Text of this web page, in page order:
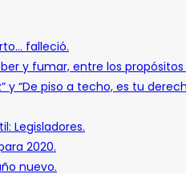
falleció.
y fumar, entre los
y “De piso a techo, es tu
Legisladores.
2020.
nuevo.